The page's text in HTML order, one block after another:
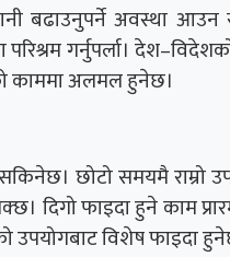
बढाउनुपर्ने अवस्था
गर्नुपर्ला। देश–विदेशको
काममा अलमल हुनेछ।
छोटो समयमै राम्रो
दिगो फाइदा हुने काम
उपयोगबाट विशेष फाइदा